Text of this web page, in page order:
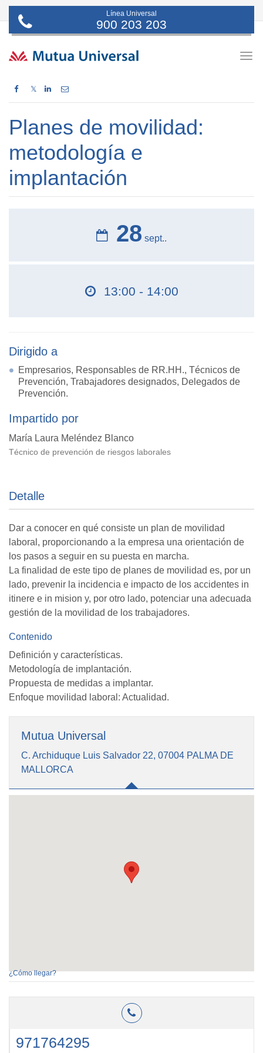
Línea Universal
900 203 203
𝕏
Planes de movilidad:
metodología e
implantación
28 sept..
13:00 - 14:00
Dirigido a
Empresarios, Responsables de RR.HH., Técnicos de
Prevención, Trabajadores designados, Delegados de
Prevención.
Impartido por
María Laura Meléndez Blanco
Técnico de prevención de riesgos laborales
Detalle
Dar a conocer en qué consiste un plan de movilidad
laboral, proporcionando a la empresa una orientación de
los pasos a seguir en su puesta en marcha.
La finalidad de este tipo de planes de movilidad es, por un
lado, prevenir la incidencia e impacto de los accidentes in
itinere e in mision y, por otro lado, potenciar una adecuada
gestión de la movilidad de los trabajadores.
Contenido
Definición y características.
Metodología de implantación.
Propuesta de medidas a implantar.
Enfoque movilidad laboral: Actualidad.
Mutua Universal
C. Archiduque Luis Salvador 22, 07004 PALMA DE
MALLORCA
¿Cómo llegar?
971764295